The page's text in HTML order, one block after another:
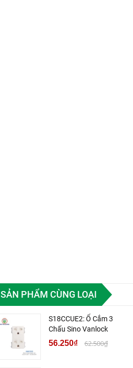
SẢN PHẨM CÙNG LOẠI
S18CCUE2: Ổ Cắm 3
Chấu Sino Vanlock
56.250₫ 62.500₫